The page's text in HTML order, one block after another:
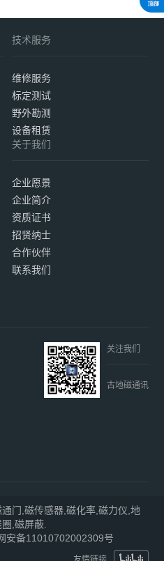
技术服务
维修服务
标定测试
野外勘测
设备租赁
关于我们
企业愿景
企业简介
资质证书
招贤纳士
合作伙伴
联系我们
关注我们
古地磁通讯
门,磁传感器,磁化率,磁力仪,地
,磁屏蔽.
安备11010702002309号